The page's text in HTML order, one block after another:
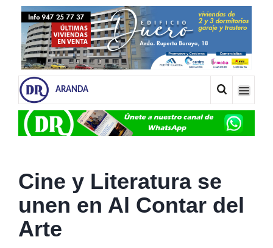
ARANDA
Cine y Literatura se
unen en Al Contar del
Arte